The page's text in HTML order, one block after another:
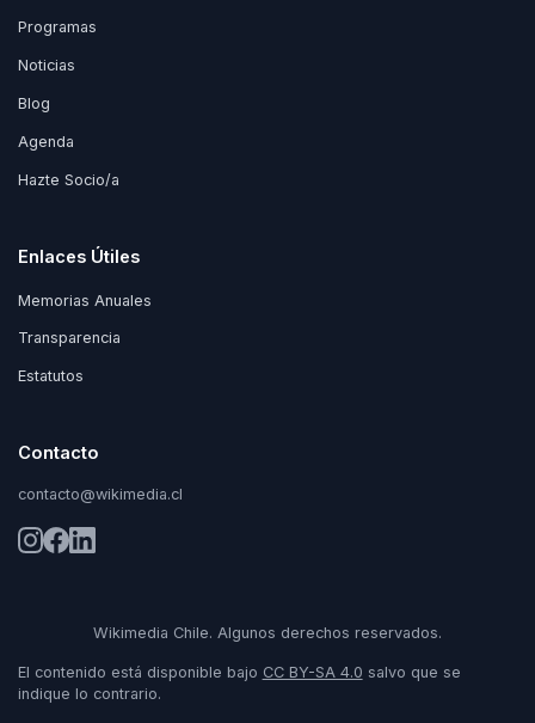
Programas
Noticias
Blog
Agenda
Hazte Socio/a
Enlaces Útiles
Memorias Anuales
Transparencia
Estatutos
Contacto
contacto@wikimedia.cl
Wikimedia Chile. Algunos derechos reservados.
El contenido está disponible bajo CC BY-SA 4.0 salvo que se
indique lo contrario.